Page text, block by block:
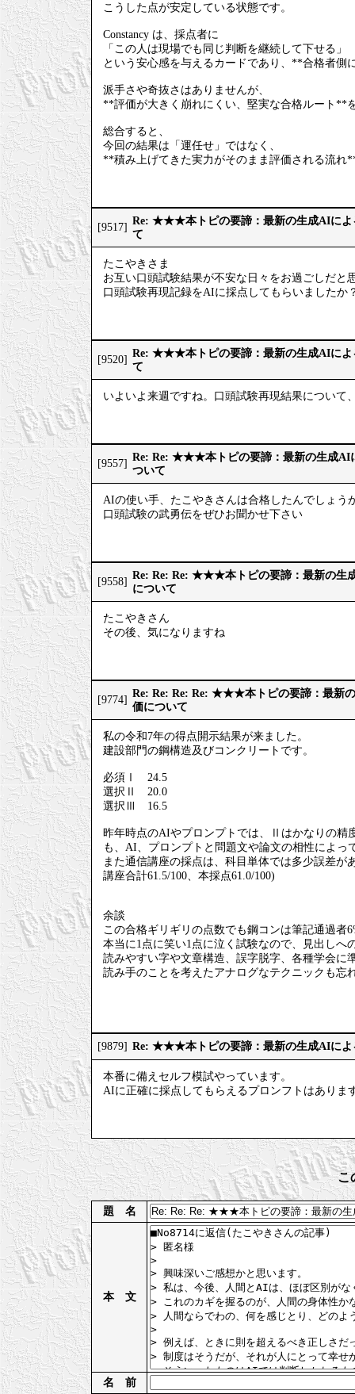
こうした点が安定している状態です。
Constancy は、採点者に
「この人は現場でも同じ判断を継続して下せる」
という安心感を与えるカードであり、**合格者側
派手さや奇抜さはありませんが、
**評価が大きく崩れにくい、堅実な合格ルート**
総合すると、
今回の結果は「運任せ」ではなく、
**積み上げてきた実力がそのまま評価される流れ
[9517]
Re: ★★★本トピの要諦：最新の生成AIによ
て
たこやきさま
お互い口頭試験結果が不安な日々をお過ごしだと
口頭試験再現記録をAIに採点してもらいましたか
[9520]
Re: ★★★本トピの要諦：最新の生成AIによ
て
いよいよ来週ですね。口頭試験再現結果につい
[9557]
Re: Re: ★★★本トピの要諦：最新の生成AI
ついて
AIの使い手、たこやきさんは合格したんでしょう
口頭試験の武勇伝をぜひお聞かせ下さい
[9558]
Re: Re: Re: ★★★本トピの要諦：最新の生
について
たこやきさん
その後、気になりますね
[9774]
Re: Re: Re: Re: ★★★本トピの要諦：最新
価について
私の令和7年の得点開示結果が来ました。
建設部門の鋼構造及びコンクリートです。
必須Ⅰ 24.5
選択Ⅱ 20.0
選択Ⅲ 16.5
昨年時点のAIやプロンプトでは、Ⅱはかなりの
も、AI、プロンプトと問題文や論文の相性によっ
また通信講座の採点は、科目単体では多少誤差
講座合計61.5/100、本採点61.0/100)
余談
この合格ギリギリの点数でも鋼コンは筆記通過者
本当に1点に笑い1点に泣く試験なので、見出しへ
読みやすい字や文章構造、誤字脱字、各種学会に
読み手のことを考えたアナログなテクニックも忘
[9879] Re: ★★★本トピの要諦：最新の生成AIによ
本番に備えセルフ模試やっています。
AIに正確に採点してもらえるプロンフトはありま
こ
題 名
本 文
名 前